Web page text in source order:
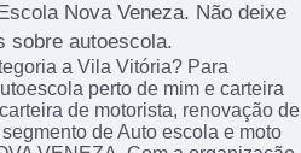
Nova Veneza. Não deixe
sobre autoescola.
a Vila Vitória? Para
perto de mim e carteira
de motorista, renovação de
de Auto escola e moto